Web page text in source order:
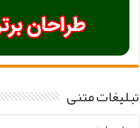
تبلیغات متنی